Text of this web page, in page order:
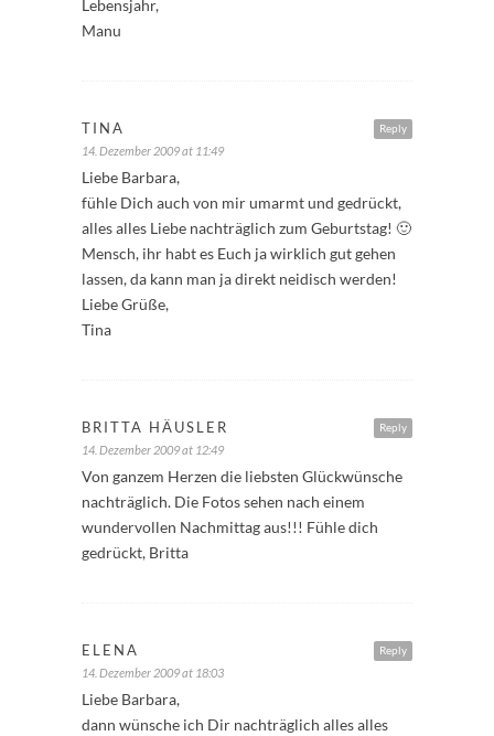
Lebensjahr,
Manu
Reply
TINA
14. Dezember 2009 at 11:49
Liebe Barbara,
fühle Dich auch von mir umarmt und gedrückt,
alles alles Liebe nachträglich zum Geburtstag! 🙂
Mensch, ihr habt es Euch ja wirklich gut gehen
lassen, da kann man ja direkt neidisch werden!
Liebe Grüße,
Tina
Reply
BRITTA HÄUSLER
14. Dezember 2009 at 12:49
Von ganzem Herzen die liebsten Glückwünsche
nachträglich. Die Fotos sehen nach einem
wundervollen Nachmittag aus!!! Fühle dich
gedrückt, Britta
Reply
ELENA
14. Dezember 2009 at 18:03
Liebe Barbara,
dann wünsche ich Dir nachträglich alles alles